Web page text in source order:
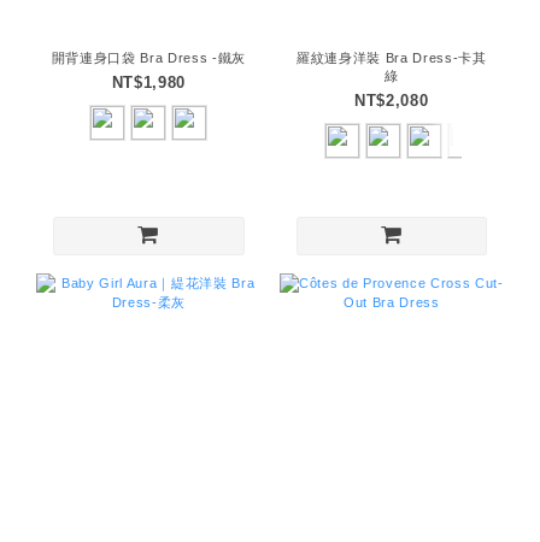
開背連身口袋 Bra Dress -鐵灰
NT$1,980
羅紋連身洋裝 Bra Dress-卡其
綠
NT$2,080